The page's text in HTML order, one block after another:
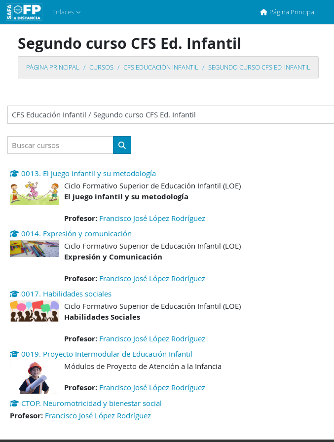
Salta al contenido principal
Enlaces Página Principal
Página Principal
Segundo curso CFS Ed. Infantil
PÁGINA PRINCIPAL CURSOS CFS EDUCACIÓN INFANTIL SEGUNDO CURSO CFS ED. INFANTIL
Categorías
Buscar cursos
0013. El juego infantil y su metodología
Ciclo Formativo Superior de Educación Infantil (LOE)
El juego infantil y su metodología
Profesor: Francisco José López Rodríguez
0014. Expresión y comunicación
Ciclo Formativo Superior de Educación Infantil (LOE)
Expresión y Comunicación
Profesor: Francisco José López Rodríguez
0017. Habilidades sociales
Ciclo Formativo Superior de Educación Infantil (LOE)
Habilidades Sociales
Profesor: Francisco José López Rodríguez
0019. Proyecto Intermodular de Educación Infantil
Módulos de Proyecto de Atención a la Infancia
Profesor: Francisco José López Rodríguez
CTOP. Neuromotricidad y bienestar social
Profesor: Francisco José López Rodríguez